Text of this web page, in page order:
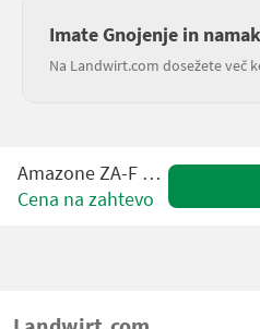
Imate Gnojenje in
Na Landwirt.com dosežete več
Amazone ZA-F 604 R
Cena na zahtevo